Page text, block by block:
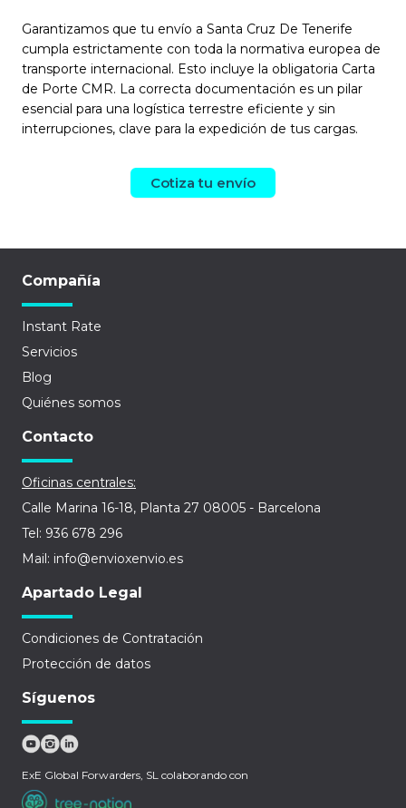
Garantizamos que tu envío a Santa Cruz De Tenerife
cumpla estrictamente con toda la normativa europea de
transporte internacional. Esto incluye la obligatoria Carta
de Porte CMR. La correcta documentación es un pilar
esencial para una logística terrestre eficiente y sin
interrupciones, clave para la expedición de tus cargas.
Cotiza tu envío
Compañía
Instant Rate
Servicios
Blog
Quiénes somos
Contacto
Oficinas centrales:
Calle Marina 16-18, Planta 27 08005 - Barcelona
Tel: 936 678 296
Mail: info@envioxenvio.es
Apartado Legal
Condiciones de Contratación
Protección de datos
Síguenos
ExE Global Forwarders, SL colaborando con